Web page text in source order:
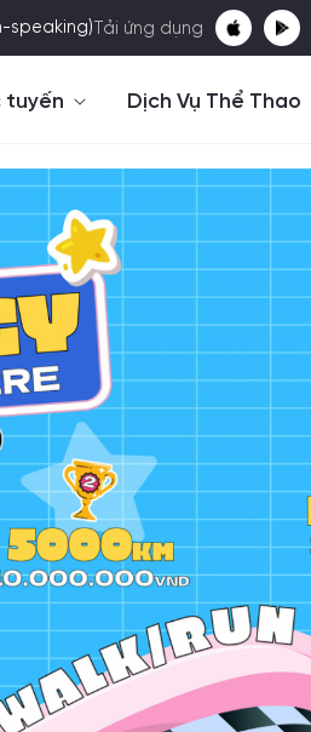
speaking) Tải ứng dụng
tuyến Dịch Vụ Thể Thao